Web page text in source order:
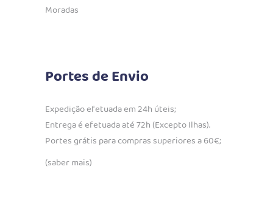
Moradas
Portes de Envio
Expedição efetuada em 24h úteis;
Entrega é efetuada até 72h (Excepto Ilhas).
Portes grátis para compras superiores a 60€;
(saber mais)